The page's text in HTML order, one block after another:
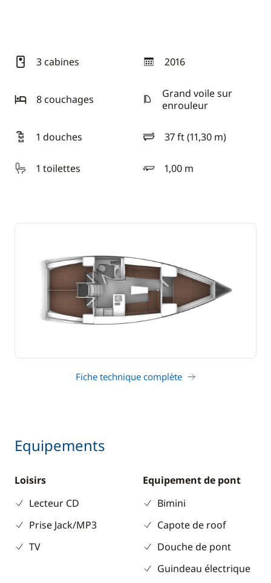
3 cabines 2016
année
8 couchages
Grand voile sur
enrouleur
1 douches 37 ft (11,30 m)
longueur
1 toilettes
1,00 m
tirant d'eau
Fiche technique complète
Equipements
Loisirs
Lecteur CD
Prise Jack/MP3
TV
Equipement de pont
Bimini
Capote de roof
Douche de pont
Guindeau électrique